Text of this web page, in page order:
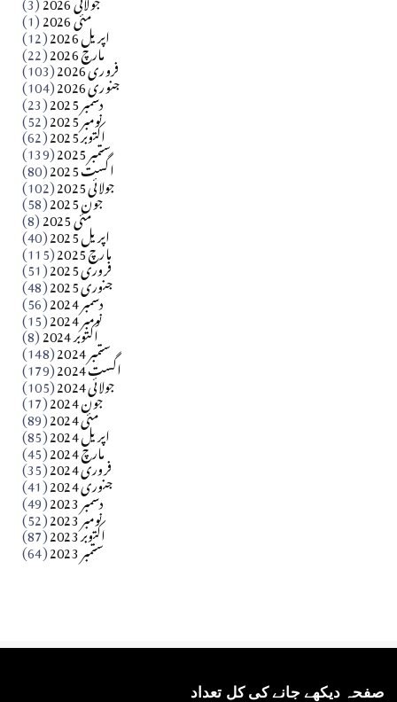
آزاد کشمیر جیسے احتجاج کی ضرورت ہے؟ از،،، ظہیرالدین
مئی 2026 (1) اپریل 2026 (12) مارچ 2026 (22) فروری 2026 (103) جنوری 2026 (104) دسمبر 2025 (23) نومبر 2025 (52) اکتوبر 2025 (62) ستمبر 2025 (139) اگست 2025 (80) جولائی 2025 (102) جون 2025 (58) مئی 2025 (8) اپریل 2025 (40) مارچ 2025 (115) فروری 2025 (51) جنوری 2025 (48) دسمبر 2024 (56) نومبر 2024 (15) اکتوبر 2024 (8) ستمبر 2024 (148) اگست 2024 (179) جولائی 2024 (105) جون 2024 (17) مئی 2024 (89) اپریل 2024 (85) مارچ 2024 (45) فروری 2024 (35) جنوری 2024 (41) دسمبر 2023 (49) نومبر 2023 (52) اکتوبر 2023 (87) ستمبر 2023 (64)
صفحہ دیکھے جانے کی کل تعداد